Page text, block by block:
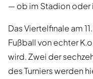
— ob im Stadion oder
Das Viertelfinale am
Fußball von echter
wird. Zwei der
des Turniers werden